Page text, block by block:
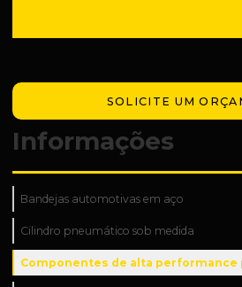
SOLICITE UM
Informações
Bandejas automotivas em aço
Cilindro pneumático sob medida
Componentes de alta performance